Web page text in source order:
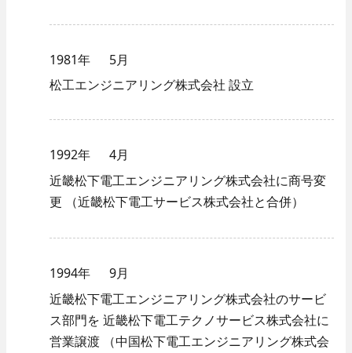
1981年
5月
松工エンジニアリング株式会社 設立
1992年
4月
近畿松下電工エンジニアリング株式会社に商号変
更 （近畿松下電工サービス株式会社と合併）
1994年
9月
近畿松下電工エンジニアリング株式会社のサービ
ス部門を 近畿松下電工テクノサービス株式会社に
営業譲渡 （中国松下電工エンジニアリング株式会